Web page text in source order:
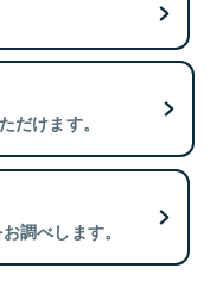
だけます。
調べします。